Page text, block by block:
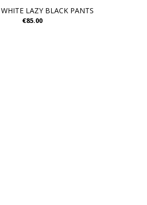
LAZY BLACK PANTS
€85.00